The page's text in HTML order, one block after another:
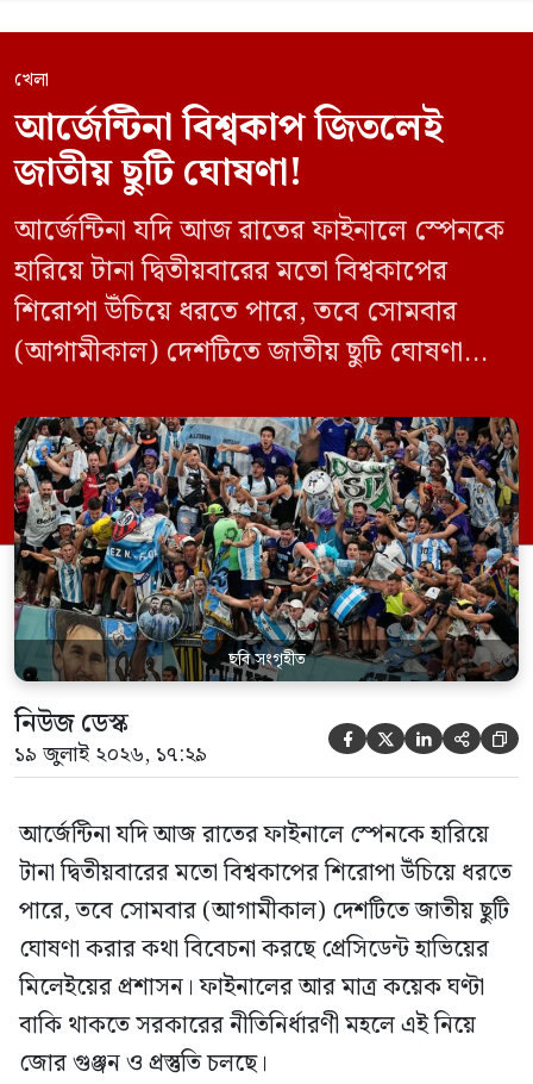
খেলা
আর্জেন্টিনা বিশ্বকাপ জিতলেই
জাতীয় ছুটি ঘোষণা!
আর্জেন্টিনা যদি আজ রাতের ফাইনালে স্পেনকে
হারিয়ে টানা দ্বিতীয়বারের মতো বিশ্বকাপের
শিরোপা উঁচিয়ে ধরতে পারে, তবে সোমবার
(আগামীকাল) দেশটিতে জাতীয় ছুটি ঘোষণা
মিলেইয়ের প্রশাসন। ফাইনালের আর মাত্র কয়েক
ঘণ্টা বাকি থাকতে সরকারের নীতিনির্ধারণী মহলে
এই নিয়ে জোর গুঞ্জন ও প্রস্তুতি চলছে।
আর্জেন্টাইন সংবাদপত্র ক্লারিন-এর প্রতিবেদন
অনুযায়ী, ছুটি ঘোষণার বিষয়টি […]
ছবি সংগৃহীত
নিউজ ডেস্ক
১৯ জুলাই ২০২৬, ১৭:২৯     
আর্জেন্টিনা যদি আজ রাতের ফাইনালে স্পেনকে হারিয়ে
টানা দ্বিতীয়বারের মতো বিশ্বকাপের শিরোপা উঁচিয়ে ধরতে
পারে, তবে সোমবার (আগামীকাল) দেশটিতে জাতীয় ছুটি
ঘোষণা করার কথা বিবেচনা করছে প্রেসিডেন্ট হাভিয়ের
মিলেইয়ের প্রশাসন। ফাইনালের আর মাত্র কয়েক ঘণ্টা
বাকি থাকতে সরকারের নীতিনির্ধারণী মহলে এই নিয়ে
জোর গুঞ্জন ও প্রস্তুতি চলছে।